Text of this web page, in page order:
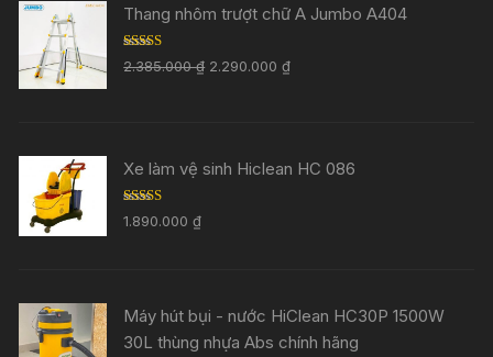
Thang nhôm trượt chữ A Jumbo A404
Rated 5.00
out of 5
2.385.000₫ 2.290.000₫
Xe làm vệ sinh Hiclean HC 086
Rated 5.00
out of 5
1.890.000₫
Máy hút bụi - nước HiClean HC30P 1500W
30L thùng nhựa Abs chính hãng